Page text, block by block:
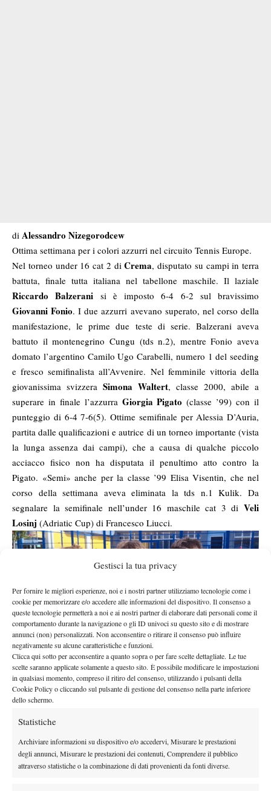
Gestisci la tua privacy
Per fornire le migliori esperienze, noi e i nostri partner utilizziamo tecnologie come i
cookie per memorizzare e/o accedere alle informazioni del dispositivo. Il consenso a
queste tecnologie permetterà a noi e ai nostri partner di elaborare dati personali come il
comportamento durante la navigazione o gli ID univoci su questo sito e di mostrare
annunci (non) personalizzati. Non acconsentire o ritirare il consenso può influire
negativamente su alcune caratteristiche e funzioni.
Clicca qui sotto per acconsentire a quanto sopra o per fare scelte dettagliate. Le tue
scelte saranno applicate solamente a questo sito. È possibile modificare le impostazioni
in qualsiasi momento, compreso il ritiro del consenso, utilizzando i pulsanti della
Cookie Policy o cliccando sul pulsante di gestione del consenso nella parte inferiore
dello schermo.
Statistiche
Archiviare informazioni su dispositivo e/o accedervi, Misurare le prestazioni
degli annunci, Misurare le prestazioni dei contenuti, Comprendere il pubblico
attraverso statistiche o la combinazione di dati provenienti da fonti diverse.
di Alessandro Nizegorodcew
Ottima settimana per i colori azzurri nel circuito Tennis Europe.
Nel torneo under 16 cat 2 diCrema, disputato su campi in terra
battuta, finale tutta italiana nel tabellone maschile. Il laziale
Riccardo Balzerani si è imposto 6-4 6-2 sul bravissimo
Giovanni Fonio. I due azzurri avevano superato, nel corso della
manifestazione, le prime due teste di serie. Balzerani aveva
battuto il montenegrino Cungu (tds n.2), mentre Fonio aveva
domato l’argentino Camilo Ugo Carabelli, numero 1 del seeding
e fresco semifinalista all’Avvenire. Nel femminile vittoria della
giovanissima svizzera Simona Waltert, classe 2000, abile a
superare in finale l’azzurra Giorgia Pigato (classe ’99) con il
punteggio di 6-4 7-6(5). Ottime semifinale per Alessia D’Auria,
partita dalle qualificazioni e autrice di un torneo importante (vista
la lunga assenza dai campi), che a causa di qualche piccolo
acciacco fisico non ha disputata il penultimo atto contro la
Pigato. «Semi» anche per la classe ’99 Elisa Visentin, che nel
corso della settimana aveva eliminata la tds n.1 Kulik. Da
segnalare la semifinale nell’under 16 maschile cat 3 di Veli
Losinj (Adriatic Cup) di Francesco Liucci.
(Bernardi, Maestrelli e Pieri)
Ci trasferiamo aPadova, dove si è disputato un importante
nel maschile per
Pieri 7-5 6-1. Ottima semifinale per Mattia Bernardi, sconfitto
solamente 1-6 7-6 6-2 da Pieri in uno dei match più emozionanti
del torneo nel quale Bernardi era avanti 6-1 5-3. Quarti di finale